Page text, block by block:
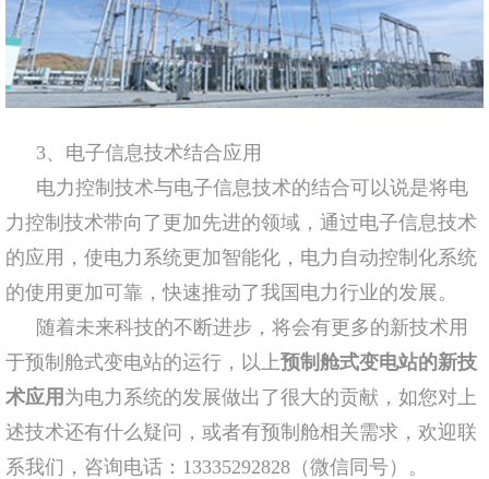
3、电子信息技术结合应用
电力控制技术与电子信息技术的结合可以说是将电
力控制技术带向了更加先进的领域，通过电子信息技术
的应用，使电力系统更加智能化，电力自动控制化系统
的使用更加可靠，快速推动了我国电力行业的发展。
随着未来科技的不断进步，将会有更多的新技术用
于预制舱式变电站的运行，以上预制舱式变电站的新技
术应用 为电力系统的发展做出了很大的贡献，如您对上
述技术还有什么疑问，或者有预制舱相关需求，欢迎联
系我们，咨询电话：13335292828（微信同号）。